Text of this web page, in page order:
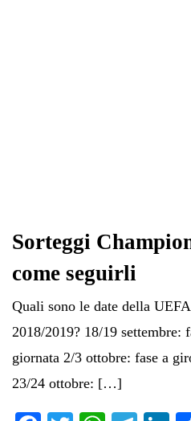
Sorteggi
come seguirli
Quali sono le date della
2018/2019? 18/19 settembre:
giornata 2/3 ottobre: fase a
23/24 ottobre: […]